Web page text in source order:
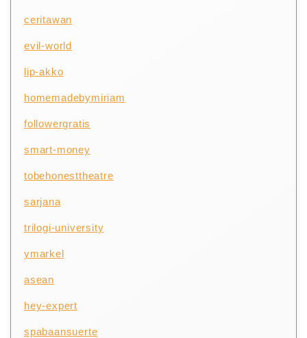
ceritawan
evil-world
lip-akko
homemadebymiriam
followergratis
smart-money
tobehonesttheatre
sarjana
trilogi-university
ymarkel
asean
hey-expert
spabaansuerte